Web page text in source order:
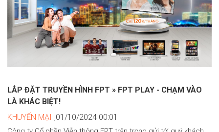
LẮP ĐẶT TRUYỀN HÌNH FPT » FPT PLAY - CHẠM VÀO
LÀ KHÁC BIỆT!
KHUYẾN MẠI ,01/10/2024 00:01